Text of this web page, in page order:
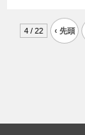
4 / 22 ‹ 先頭